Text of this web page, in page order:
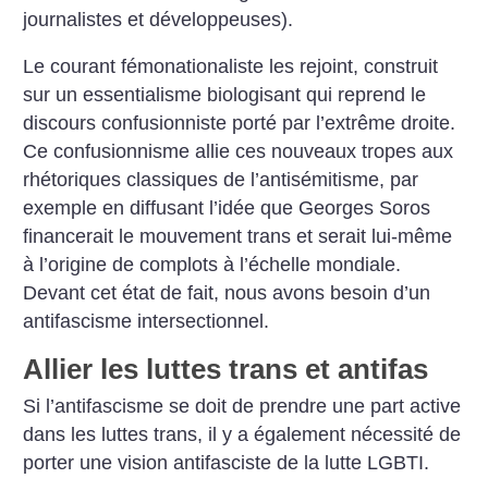
journalistes et développeuses).
Le courant fémonationaliste les rejoint, construit
sur un essentialisme biologisant qui reprend le
discours confusionniste porté par l’extrême droite.
Ce confusionnisme allie ces nouveaux tropes aux
rhétoriques classiques de l’antisémitisme, par
exemple en diffusant l’idée que Georges Soros
financerait le mouvement trans et serait lui-même
à l’origine de complots à l’échelle mondiale.
Devant cet état de fait, nous avons besoin d’un
antifascisme intersectionnel.
Allier les luttes trans et antifas
Si l’antifascisme se doit de prendre une part active
dans les luttes trans, il y a également nécessité de
porter une vision antifasciste de la lutte LGBTI.